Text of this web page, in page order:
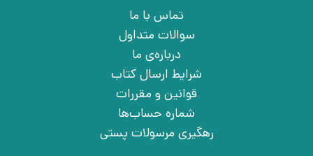
تماس با ما
سوالات متداول
درباره‌ی ما
شرایط ارسال کتاب
قوانین و مقررات
شماره حساب‌ها
رهگیری مرسولات پستی